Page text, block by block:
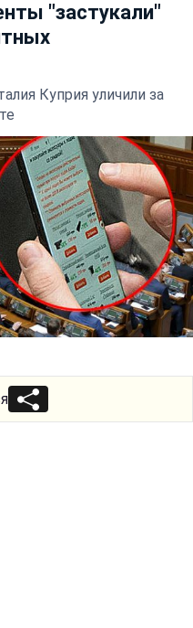
"застукали"
Куприя уличили за